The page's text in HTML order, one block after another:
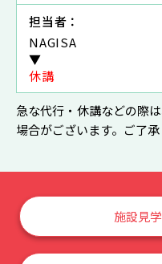
担当者：
NAGISA
▼
休講
急な代行・休講などの際
場合がございます。ご了承
施設見